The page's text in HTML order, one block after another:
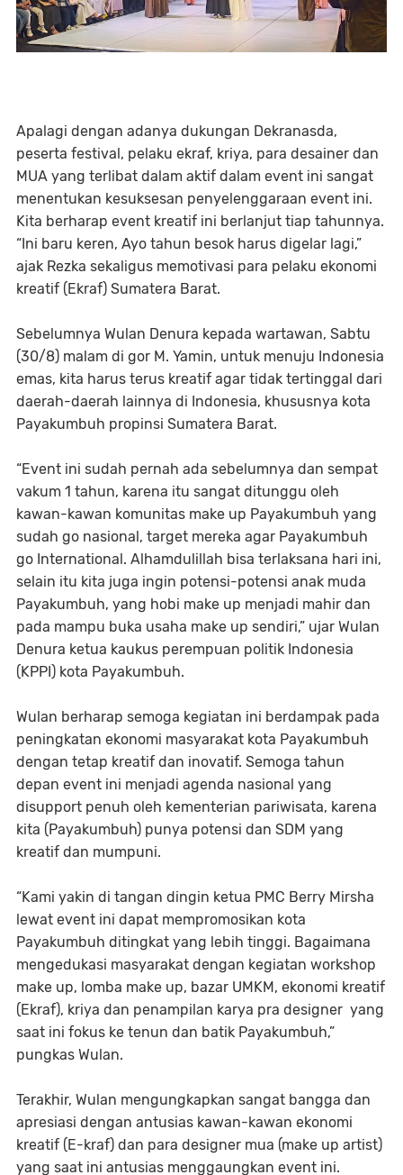
Apalagi dengan adanya dukungan Dekranasda,
peserta festival, pelaku ekraf, kriya, para desainer dan
MUA yang terlibat dalam aktif dalam event ini sangat
menentukan kesuksesan penyelenggaraan event ini.
Kita berharap event kreatif ini berlanjut tiap tahunnya.
“Ini baru keren, Ayo tahun besok harus digelar lagi,”
ajak Rezka sekaligus memotivasi para pelaku ekonomi
kreatif (Ekraf) Sumatera Barat.
Sebelumnya Wulan Denura kepada wartawan, Sabtu
(30/8) malam di gor M. Yamin, untuk menuju Indonesia
emas, kita harus terus kreatif agar tidak tertinggal dari
daerah-daerah lainnya di Indonesia, khususnya kota
Payakumbuh propinsi Sumatera Barat.
“Event ini sudah pernah ada sebelumnya dan sempat
vakum 1 tahun, karena itu sangat ditunggu oleh
kawan-kawan komunitas make up Payakumbuh yang
sudah go nasional, target mereka agar Payakumbuh
go International. Alhamdulillah bisa terlaksana hari ini,
selain itu kita juga ingin potensi-potensi anak muda
Payakumbuh, yang hobi make up menjadi mahir dan
pada mampu buka usaha make up sendiri,” ujar Wulan
Denura ketua kaukus perempuan politik Indonesia
(KPPI) kota Payakumbuh.
Wulan berharap semoga kegiatan ini berdampak pada
peningkatan ekonomi masyarakat kota Payakumbuh
dengan tetap kreatif dan inovatif. Semoga tahun
depan event ini menjadi agenda nasional yang
disupport penuh oleh kementerian pariwisata, karena
kita (Payakumbuh) punya potensi dan SDM yang
kreatif dan mumpuni.
“Kami yakin di tangan dingin ketua PMC Berry Mirsha
lewat event ini dapat mempromosikan kota
Payakumbuh ditingkat yang lebih tinggi. Bagaimana
mengedukasi masyarakat dengan kegiatan workshop
make up, lomba make up, bazar UMKM, ekonomi kreatif
(Ekraf), kriya dan penampilan karya pra designer yang
saat ini fokus ke tenun dan batik Payakumbuh,”
pungkas Wulan.
Terakhir, Wulan mengungkapkan sangat bangga dan
apresiasi dengan antusias kawan-kawan ekonomi
kreatif (E-kraf) dan para designer mua (make up artist)
yang saat ini antusias menggaungkan event ini.